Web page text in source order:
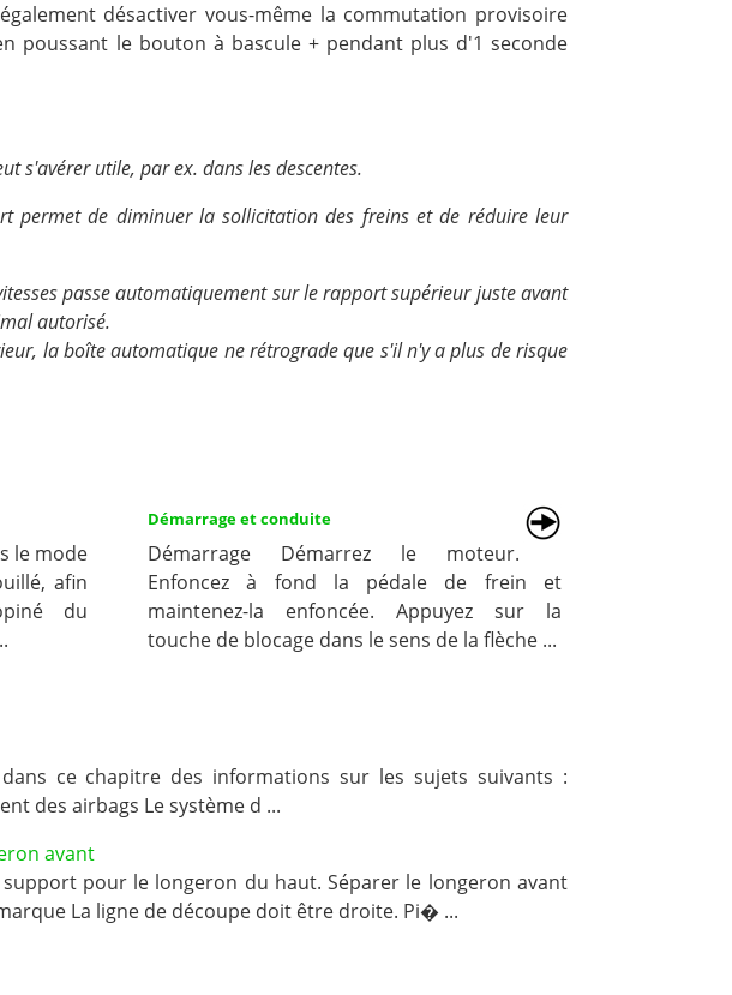
désactiver vous-même la commutation provisoire
poussant le bouton à bascule + pendant plus d'1 seconde
s'avérer utile, par ex. dans les descentes.
permet de diminuer la sollicitation des freins et de réduire leur
passe automatiquement sur le rapport supérieur juste avant
autorisé.
la boîte automatique ne rétrograde que s'il n'y a plus de risque
le mode
afin
du
Démarrage et conduite
Démarrage Démarrez le moteur.
Enfoncez à fond la pédale de frein et
maintenez-la enfoncée. Appuyez sur la
touche de blocage dans le sens de la flèche ...
ce chapitre des informations sur les sujets suivants :
des airbags Le système d ...
avant
pour le longeron du haut. Séparer le longeron avant
La ligne de découpe doit être droite. Pi� ...